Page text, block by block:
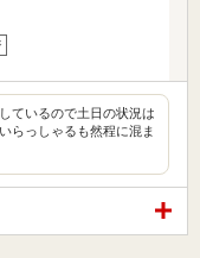
ているので土日の状況は
らっしゃるも然程に混ま